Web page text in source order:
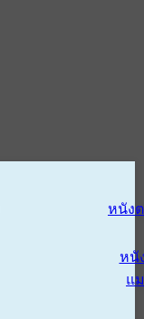
หนัง
หนั
แ